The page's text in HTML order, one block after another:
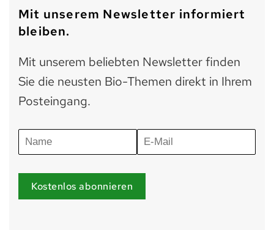
Mit unserem Newsletter informiert
bleiben.
Mit unserem beliebten Newsletter finden
Sie die neusten Bio-Themen direkt in Ihrem
Posteingang.
Kostenlos abonnieren